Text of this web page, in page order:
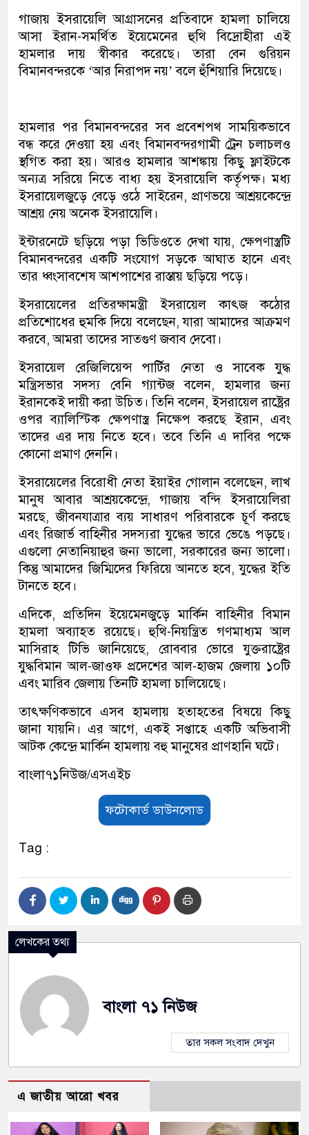
গাজায় ইসরায়েলি আগ্রাসনের প্রতিবাদে হামলা চালিয়ে
আসা ইরান-সমর্থিত ইয়েমেনের হুথি বিদ্রোহীরা এই
হামলার দায় স্বীকার করেছে। তারা বেন গুরিয়ন
বিমানবন্দরকে ‘আর নিরাপদ নয়’ বলে হুঁশিয়ারি দিয়েছে।
হামলার পর বিমানবন্দরের সব প্রবেশপথ সাময়িকভাবে
বন্ধ করে দেওয়া হয় এবং বিমানবন্দরগামী ট্রেন চলাচলও
স্থগিত করা হয়। আরও হামলার আশঙ্কায় কিছু ফ্লাইটকে
অন্যত্র সরিয়ে নিতে বাধ্য হয় ইসরায়েলি কর্তৃপক্ষ। মধ্য
ইসরায়েলজুড়ে বেড়ে ওঠে সাইরেন, প্রাণভয়ে আশ্রয়কেন্দ্রে
আশ্রয় নেয় অনেক ইসরায়েলি।
ইন্টারনেটে ছড়িয়ে পড়া ভিডিওতে দেখা যায়, ক্ষেপণাস্ত্রটি
বিমানবন্দরের একটি সংযোগ সড়কে আঘাত হানে এবং
তার ধ্বংসাবশেষ আশপাশের রাস্তায় ছড়িয়ে পড়ে।
ইসরায়েলের প্রতিরক্ষামন্ত্রী ইসরায়েল কাৎজ কঠোর
প্রতিশোধের হুমকি দিয়ে বলেছেন, যারা আমাদের আক্রমণ
করবে, আমরা তাদের সাতগুণ জবাব দেবো।
ইসরায়েল রেজিলিয়েন্স পার্টির নেতা ও সাবেক যুদ্ধ
মন্ত্রিসভার সদস্য বেনি গ্যান্টজ বলেন, হামলার জন্য
ইরানকেই দায়ী করা উচিত। তিনি বলেন, ইসরায়েল রাষ্ট্রের
ওপর ব্যালিস্টিক ক্ষেপণাস্ত্র নিক্ষেপ করছে ইরান, এবং
তাদের এর দায় নিতে হবে। তবে তিনি এ দাবির পক্ষে
কোনো প্রমাণ দেননি।
ইসরায়েলের বিরোধী নেতা ইয়াইর গোলান বলেছেন, লাখ
মানুষ আবার আশ্রয়কেন্দ্রে, গাজায় বন্দি ইসরায়েলিরা
মরছে, জীবনযাত্রার ব্যয় সাধারণ পরিবারকে চূর্ণ করছে
এবং রিজার্ভ বাহিনীর সদস্যরা যুদ্ধের ভারে ভেঙে পড়ছে।
এগুলো নেতানিয়াহুর জন্য ভালো, সরকারের জন্য ভালো।
কিন্তু আমাদের জিম্মিদের ফিরিয়ে আনতে হবে, যুদ্ধের ইতি
টানতে হবে।
এদিকে, প্রতিদিন ইয়েমেনজুড়ে মার্কিন বাহিনীর বিমান
হামলা অব্যাহত রয়েছে। হুথি-নিয়ন্ত্রিত গণমাধ্যম আল
মাসিরাহ টিভি জানিয়েছে, রোববার ভোরে যুক্তরাষ্ট্রের
যুদ্ধবিমান আল-জাওফ প্রদেশের আল-হাজম জেলায় ১০টি
এবং মারিব জেলায় তিনটি হামলা চালিয়েছে।
তাৎক্ষণিকভাবে এসব হামলায় হতাহতের বিষয়ে কিছু
জানা যায়নি। এর আগে, একই সপ্তাহে একটি অভিবাসী
আটক কেন্দ্রে মার্কিন হামলায় বহু মানুষের প্রাণহানি ঘটে।
বাংলা৭১নিউজ/এসএইচ
ফটোকার্ড ডাউনলোড
Tag :
লেখকের তথ্য
বাংলা ৭১ নিউজ
তার সকল সংবাদ দেখুন
এ জাতীয় আরো খবর